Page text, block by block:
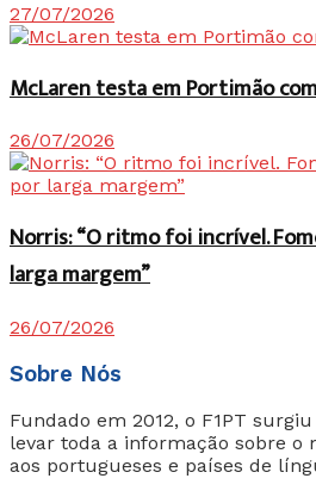
27/07/2026
McLaren testa em Portimão
26/07/2026
Norris: “O ritmo foi incrível.
larga margem”
26/07/2026
Sobre Nós
Fundado em 2012, o F1PT
levar toda a informação sobre o
aos portugueses e países de